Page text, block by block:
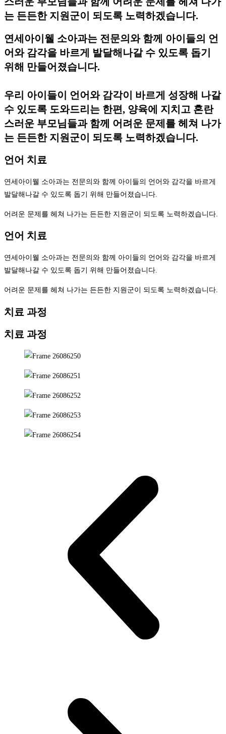
는 든든한 지원군이 되도록 노력하겠습니다.
연세아이웰 소아과는 전문의와 함께 아이들의 언
어와 감각을 바르게 발달해나갈 수 있도록 돕기
위해 만들어졌습니다.
우리 아이들이 언어와 감각이 바르게 성장해 나갈
수 있도록 도와드리는 한편, 양육에 지치고 혼란
스러운 부모님들과 함께 어려운 문제를 헤쳐 나가
는 든든한 지원군이 되도록 노력하겠습니다.
언어 치료
연세아이웰 소아과는 전문의와 함께 아이들의 언어와 감각을 바르게
발달해나갈 수 있도록 돕기 위해 만들어졌습니다.
어려운 문제를 헤쳐 나가는 든든한 지원군이 되도록 노력하겠습니다.
언어 치료
연세아이웰 소아과는 전문의와 함께 아이들의 언어와 감각을 바르게
발달해나갈 수 있도록 돕기 위해 만들어졌습니다.
어려운 문제를 헤쳐 나가는 든든한 지원군이 되도록 노력하겠습니다.
치료 과정
치료 과정